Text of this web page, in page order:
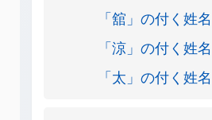
「舘」の付く姓
「涼」の付く姓
「太」の付く姓